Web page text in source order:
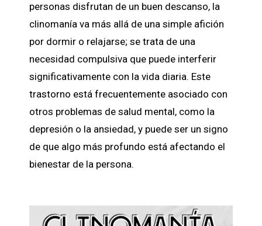
personas disfrutan de un buen descanso, la
clinomanía va más allá de una simple afición
por dormir o relajarse; se trata de una
necesidad compulsiva que puede interferir
significativamente con la vida diaria. Este
trastorno está frecuentemente asociado con
otros problemas de salud mental, como la
depresión o la ansiedad, y puede ser un signo
de que algo más profundo está afectando el
bienestar de la persona.